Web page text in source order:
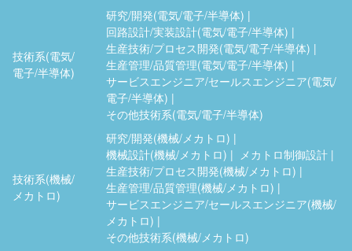
技術系(電気/
電子/半導体)
研究/開発(電気/電子/半導体)
回路設計/実装設計(電気/電子/半導体)
生産技術/プロセス開発(電気/電子/半導体)
生産管理/品質管理(電気/電子/半導体)
サービスエンジニア/セールスエンジニア(電気/
電子/半導体)
その他技術系(電気/電子/半導体)
技術系(機械/
メカトロ)
研究/開発(機械/メカトロ)
機械設計(機械/メカトロ)
メカトロ制御設計
生産技術/プロセス開発(機械/メカトロ)
生産管理/品質管理(機械/メカトロ)
サービスエンジニア/セールスエンジニア(機械/
メカトロ)
その他技術系(機械/メカトロ)